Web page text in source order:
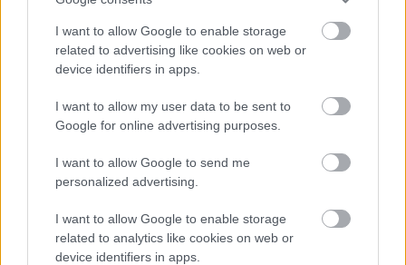
I want to allow Google to enable storage
related to advertising like cookies on web or
device identifiers in apps.
I want to allow my user data to be sent to
Google for online advertising purposes.
I want to allow Google to send me
personalized advertising.
I want to allow Google to enable storage
related to analytics like cookies on web or
device identifiers in apps.